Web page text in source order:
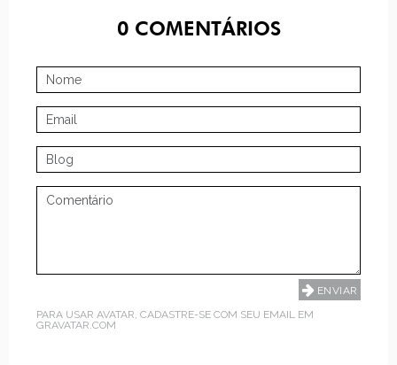
0COMENTÁRIOS
PARA USAR AVATAR, CADASTRE-SE COM SEU EMAIL EM
GRAVATAR.COM